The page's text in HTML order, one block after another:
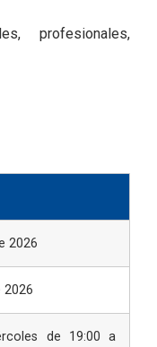
profesionales,
2026
2026
de 19:00 a